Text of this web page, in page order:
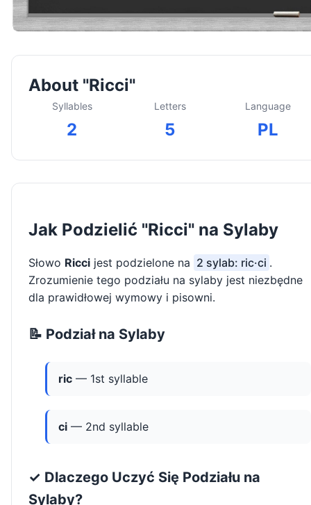
About "Ricci"
Syllables
2
Letters
5
Language
PL
Jak Podzielić "Ricci" na Sylaby
Słowo Ricci jest podzielone na 2 sylab: ric·ci .
Zrozumienie tego podziału na sylaby jest niezbędne
dla prawidłowej wymowy i pisowni.
📝 Podział na Sylaby
ric — 1st syllable
ci — 2nd syllable
✓ Dlaczego Uczyć Się Podziału na
Sylaby?